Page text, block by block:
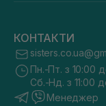
КОНТАКТИ
Пн.-Пт. з 10:00
Сб.-Нд. з 11:00
Менеджер